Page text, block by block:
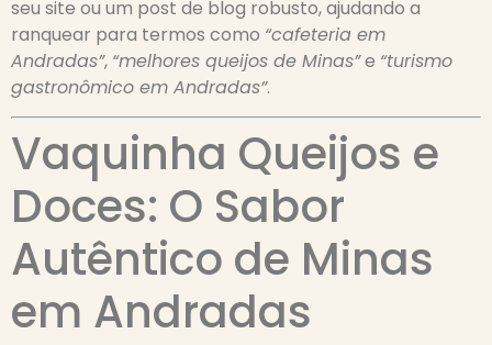
seu site ou um post de blog robusto, ajudando a
ranquear para termos como “cafeteria em
Andradas”, “melhores queijos de Minas”e “turismo
gastronômico em Andradas”.
Vaquinha Queijos e
Doces: O Sabor
Autêntico de Minas
em Andradas